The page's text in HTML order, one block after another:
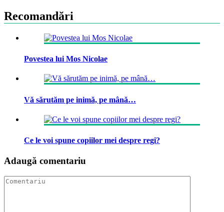
Recomandări
Povestea lui Mos Nicolae
Vă sărutăm pe inimă, pe mână…
Ce le voi spune copiilor mei despre regi?
Adaugă comentariu